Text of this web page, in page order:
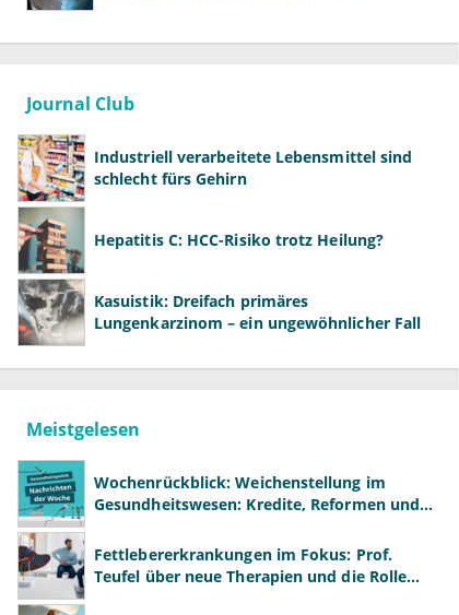
Journal Club
Industriell verarbeitete Lebensmittel sind
schlecht fürs Gehirn
Hepatitis C: HCC-Risiko trotz Heilung?
Kasuistik: Dreifach primäres
Lungenkarzinom – ein ungewöhnlicher Fall
Meistgelesen
Wochenrückblick: Weichenstellung im
Gesundheitswesen: Kredite, Reformen und
Fettlebererkrankungen im Fokus: Prof.
Teufel über neue Therapien und die Rolle